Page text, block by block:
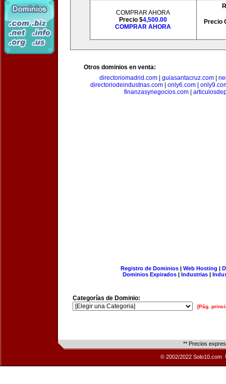
COMPRAR AHORA
Precio $4,500.00
COMPRAR AHORA
Precio
Otros dominios en venta:
directoriomadrid.com| guiasantacruz.com|
directoriodeindustrias.com| only6.com|
finanzasynegocios.com
Registro de Dominios| Web Hosting |
Dominios Expirados | Industrias |
Categorías de Dominio:
[Pág.
** Precios
© 2002/2022 Solo10.com